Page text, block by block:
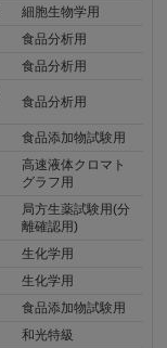
細胞生物学用
食品分析用
食品分析用
食品分析用
食品添加物試験用
高速液体クロマト
グラフ用
局方生薬試験用(分
離確認用)
生化学用
生化学用
食品添加物試験用
和光特級